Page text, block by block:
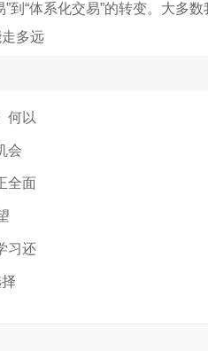
到“体系化交易”的转变。大多
多远
何以
会
全面
习还